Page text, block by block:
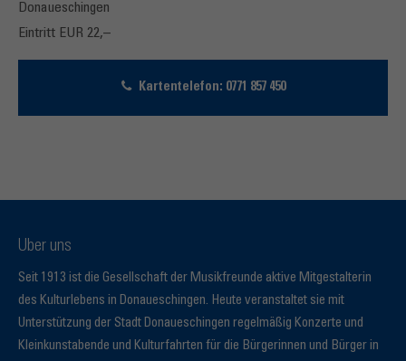
Donaueschingen
Eintritt EUR 22,–
Kartentelefon: 0771 857 450
Über uns
Seit 1913 ist die Gesellschaft der Musikfreunde aktive Mitgestalterin
des Kulturlebens in Donaueschingen. Heute veranstaltet sie mit
Unterstützung der Stadt Donaueschingen regelmäßig Konzerte und
Kleinkunstabende und Kulturfahrten für die Bürgerinnen und Bürger in